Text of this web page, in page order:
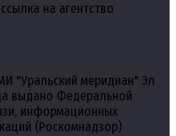
на агентство
"Уральский меридиан" Эл
выдано Федеральной
информационных
(Роскомнадзор)